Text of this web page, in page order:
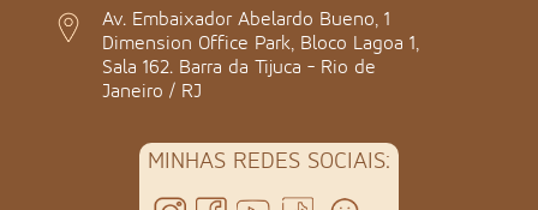
Av. Embaixador Abelardo Bueno, 1
Dimension Office Park, Bloco Lagoa 1,
Sala 162. Barra da Tijuca - Rio de
Janeiro / RJ
MINHAS REDES SOCIAIS: